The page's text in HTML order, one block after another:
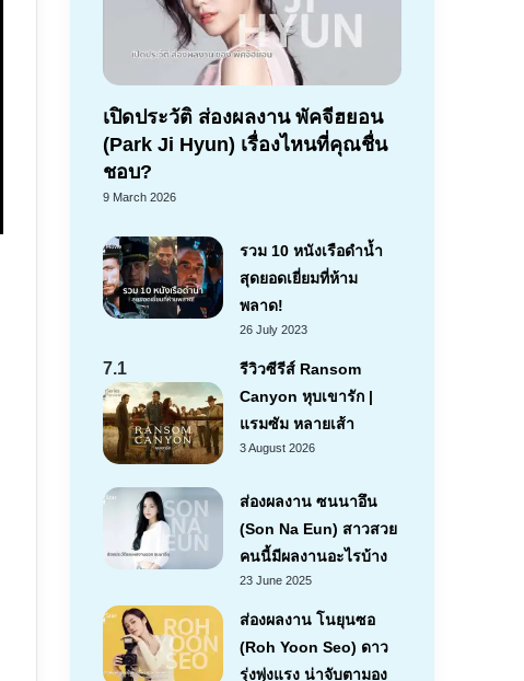
เปิดประวัติ ส่องผลงาน พัคจีฮยอน
(Park Ji Hyun) เรื่องไหนที่คุณชื่น
ชอบ?
9 March 2026
รวม 10 หนังเรือดำน้ำ
สุดยอดเยี่ยมที่ห้าม
พลาด!
26 July 2023
7.1
รีวิวซีรีส์ Ransom
Canyon หุบเขารัก |
แรมซัม หลายเส้า
3 August 2026
ส่องผลงาน ซนนาอึน
(Son Na Eun) สาวสวย
คนนี้มีผลงานอะไรบ้าง
23 June 2025
ส่องผลงาน โนยุนซอ
(Roh Yoon Seo) ดาว
รุ่งพุ่งแรง น่าจับตามอง